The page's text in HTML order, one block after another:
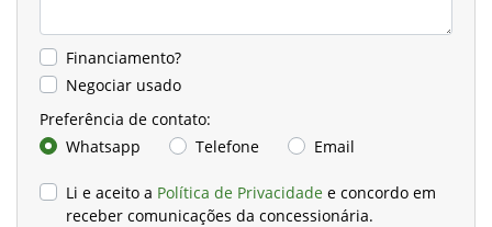
Financiamento?
Negociar usado
Preferência de contato:
Whatsapp
Telefone Email
Li e aceito a Política de Privacidade e concordo em
receber comunicações da concessionária.